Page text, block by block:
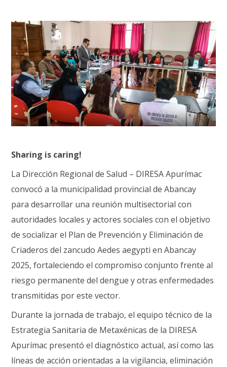
Sharing is caring!
La Dirección Regional de Salud – DIRESA Apurímac
convocó a la municipalidad provincial de Abancay
para desarrollar una reunión multisectorial con
autoridades locales y actores sociales con el objetivo
de socializar el Plan de Prevención y Eliminación de
Criaderos del zancudo Aedes aegypti en Abancay
2025, fortaleciendo el compromiso conjunto frente al
riesgo permanente del dengue y otras enfermedades
transmitidas por este vector.
Durante la jornada de trabajo, el equipo técnico de la
Estrategia Sanitaria de Metaxénicas de la DIRESA
Apurímac presentó el diagnóstico actual, así como las
líneas de acción orientadas a la vigilancia, eliminación